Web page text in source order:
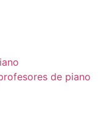
de piano